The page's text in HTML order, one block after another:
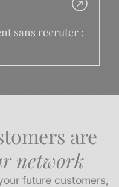
sans recruter :
are
network
future customers,